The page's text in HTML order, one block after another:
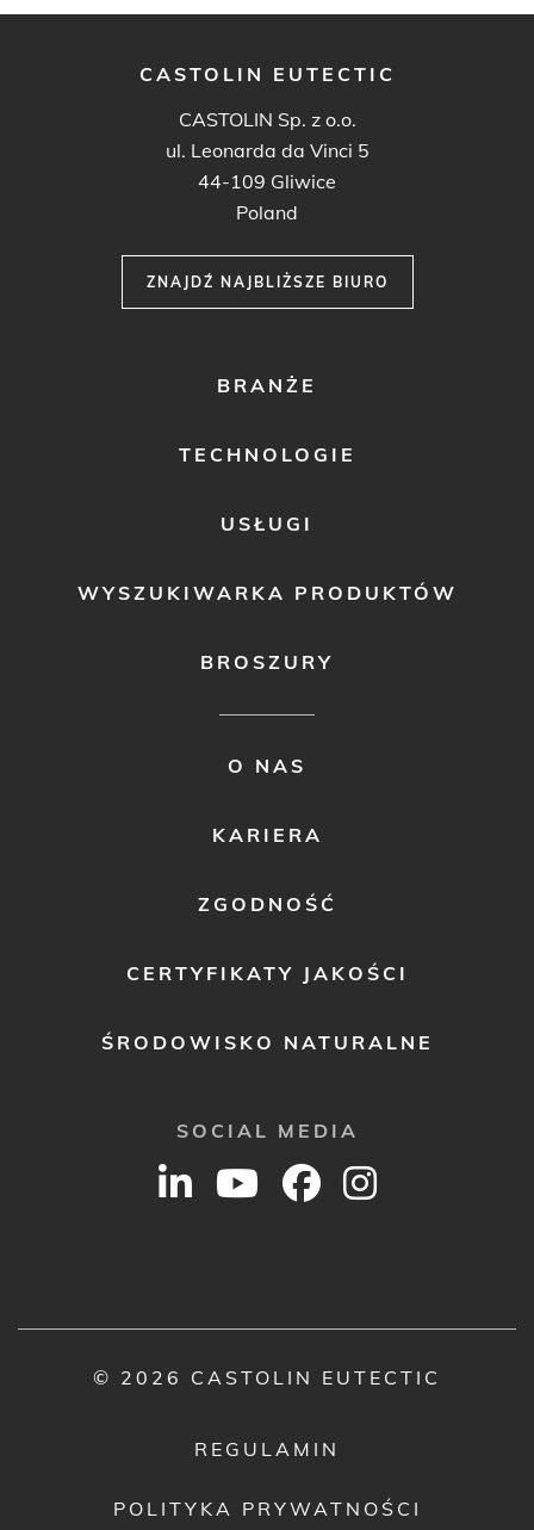
CASTOLIN EUTECTIC
CASTOLIN Sp. z o.o.
ul. Leonarda da Vinci 5
44-109 Gliwice
Poland
ZNAJDŹ NAJBLIŻSZE BIURO
BRANŻE
TECHNOLOGIE
USŁUGI
WYSZUKIWARKA PRODUKTÓW
BROSZURY
O NAS
KARIERA
ZGODNOŚĆ
CERTYFIKATY JAKOŚCI
ŚRODOWISKO NATURALNE
SOCIAL MEDIA
© 2026 CASTOLIN EUTECTIC
REGULAMIN
POLITYKA PRYWATNOŚCI